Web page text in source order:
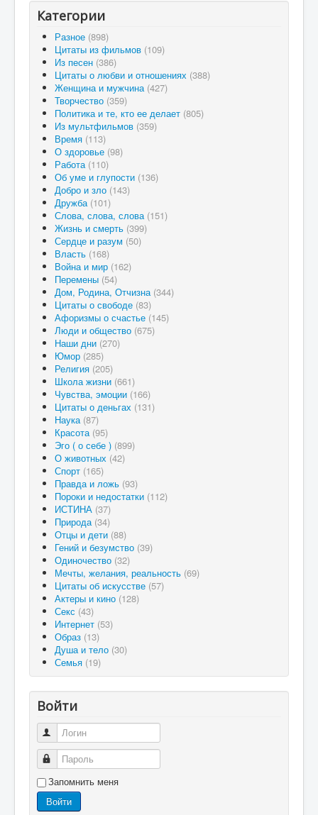
Категории
Разное (898)
Цитаты из фильмов (109)
Из песен (386)
Цитаты о любви и отношениях (388)
Женщина и мужчина (427)
Творчество (359)
Политика и те, кто ее делает (805)
Из мультфильмов (359)
Время (113)
О здоровье (98)
Работа (110)
Об уме и глупости (136)
Добро и зло (143)
Дружба (101)
Слова, слова, слова (151)
Жизнь и смерть (399)
Сердце и разум (50)
Власть (168)
Война и мир (162)
Перемены (54)
Дом, Родина, Отчизна (344)
Цитаты о свободе (83)
Афоризмы о счастье (145)
Люди и общество (675)
Наши дни (270)
Юмор (285)
Религия (205)
Школа жизни (661)
Чувства, эмоции (166)
Цитаты о деньгах (131)
Наука (87)
Красота (95)
Эго ( о себе ) (899)
О животных (42)
Спорт (165)
Правда и ложь (93)
Пороки и недостатки (112)
ИСТИНА (37)
Природа (34)
Отцы и дети (88)
Гений и безумство (39)
Одиночество (32)
Мечты, желания, реальность (69)
Цитаты об искусстве (57)
Актеры и кино (128)
Секс (43)
Интернет (53)
Образ (13)
Душа и тело (30)
Семья (19)
Войти
Логин
Пароль
Запомнить меня
Войти